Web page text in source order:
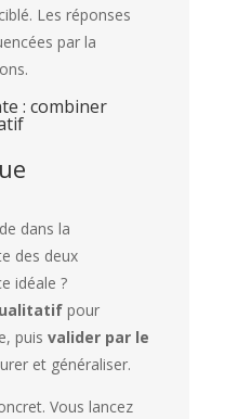
Les réponses
par la
: combiner
dans la
des deux
idéale ?
pour
puis valider par le
et généraliser.
Vous lancez